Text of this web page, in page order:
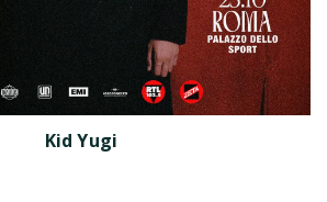
Kid Yugi